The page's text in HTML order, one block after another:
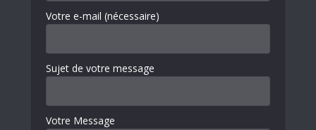
Votre e-mail (nécessaire)
Sujet de votre message
Votre Message